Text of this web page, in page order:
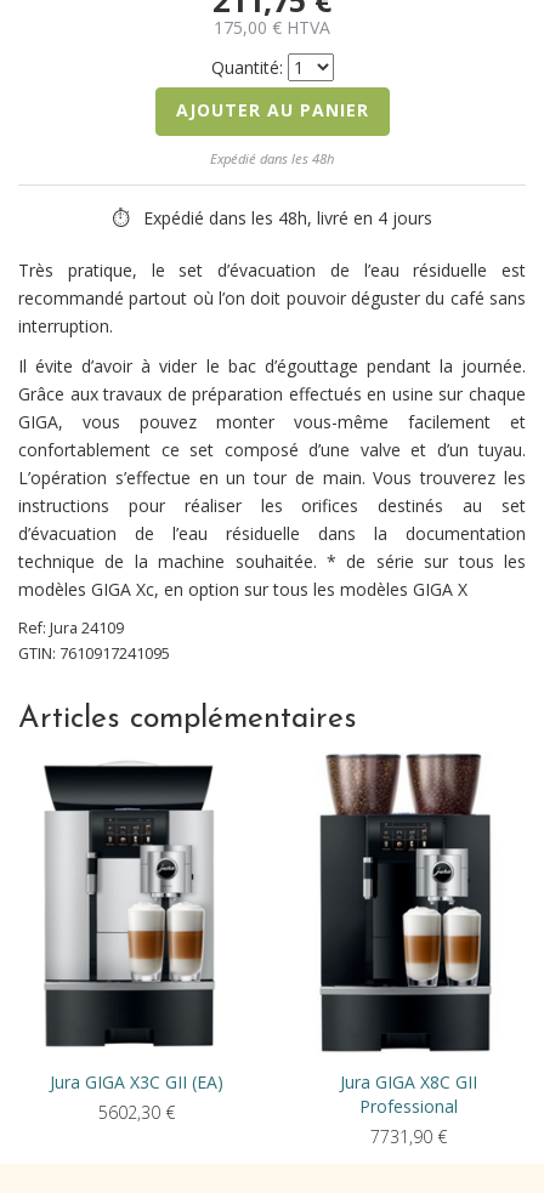
175,00 € HTVA
Quantité:
AJOUTER AU PANIER
Expédié dans les 48h
⏱ Expédié dans les 48h, livré en 4 jours
Très pratique, le set d’évacuation de l’eau résiduelle est
recommandé partout où l’on doit pouvoir déguster du café sans
interruption.
Il évite d’avoir à vider le bac d’égouttage pendant la journée.
Grâce aux travaux de préparation effectués en usine sur chaque
GIGA, vous pouvez monter vous-même facilement et
confortablement ce set composé d’une valve et d’un tuyau.
L’opération s’effectue en un tour de main. Vous trouverez les
instructions pour réaliser les orifices destinés au set
d’évacuation de l’eau résiduelle dans la documentation
technique de la machine souhaitée. * de série sur tous les
modèles GIGA Xc, en option sur tous les modèles GIGA X
Ref: Jura 24109
GTIN: 7610917241095
Articles complémentaires
Jura GIGA X3C GII (EA)
5602,30 €
Jura GIGA X8C GII
Professional
7731,90 €